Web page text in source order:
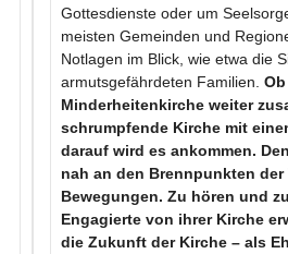
Gottesdienste oder um
meisten Gemeinden und
Notlagen im Blick, wie etwa die
armutsgefährdeten Familien.
Minderheitenkirche weiter
schrumpfende Kirche mit
darauf wird es ankommen.
nah an den Brennpunkten der
Bewegungen. Zu hören und
Engagierte von ihrer Kirche
die Zukunft der Kirche – als